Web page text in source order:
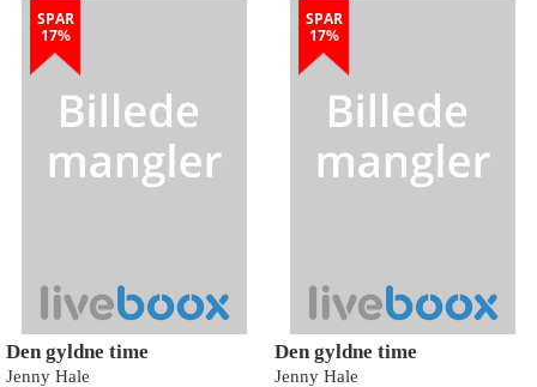
SPAR
17%
Den gyldne time
Jenny Hale
SPAR
17%
Den gyldne time
Jenny Hale